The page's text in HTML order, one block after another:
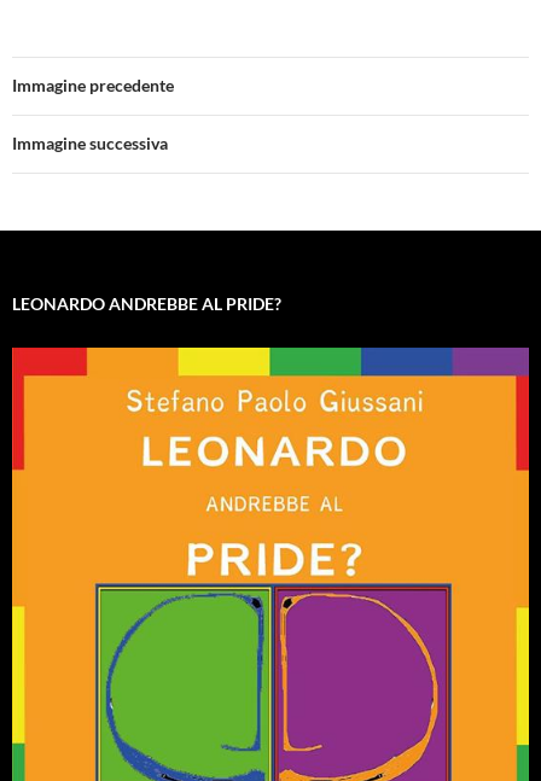
Immagine precedente
Immagine successiva
LEONARDO ANDREBBE AL PRIDE?